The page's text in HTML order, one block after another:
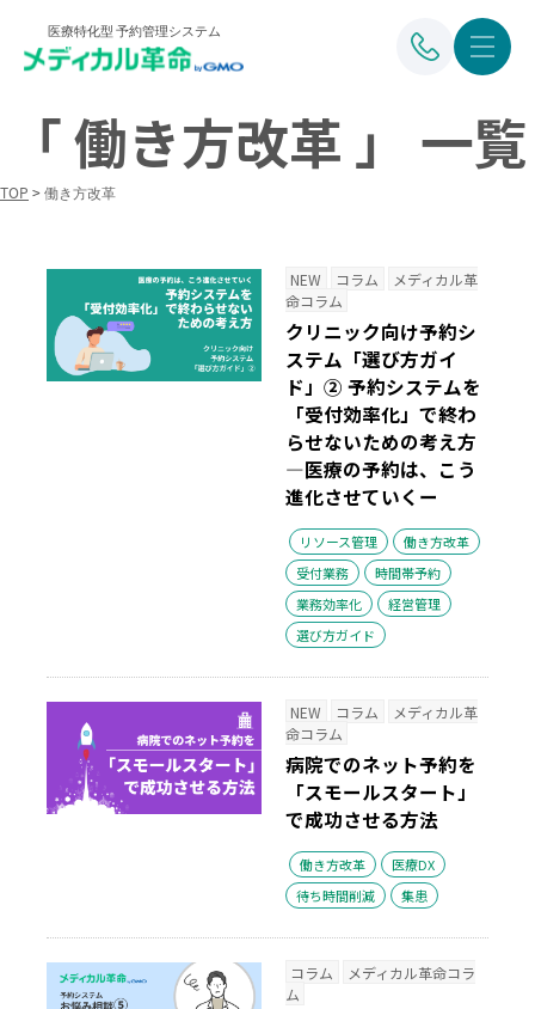
医療特化型 予約管理システム
「 働き方改革 」 一覧
TOP > 働き方改革
NEW コラム
メディカル革
命コラム
クリニック向け予約シ
ステム「選び方ガイ
ド」② 予約システムを
「受付効率化」で終わ
らせないための考え方
―医療の予約は、こう
進化させていくー
リソース管理
働き方改革
受付業務
時間帯予約
業務効率化
経営管理
選び方ガイド
NEW コラム
メディカル革
命コラム
病院でのネット予約を
「スモールスタート」
で成功させる方法
働き方改革
医療DX
待ち時間削減
集患
コラム
メディカル革命コラ
ム